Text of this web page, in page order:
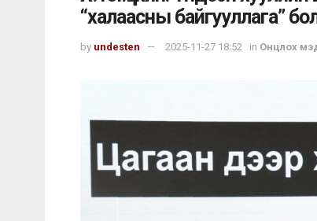
“халаасны байгууллага”
by undesten 2025-11-27 18:52 in Онцлох